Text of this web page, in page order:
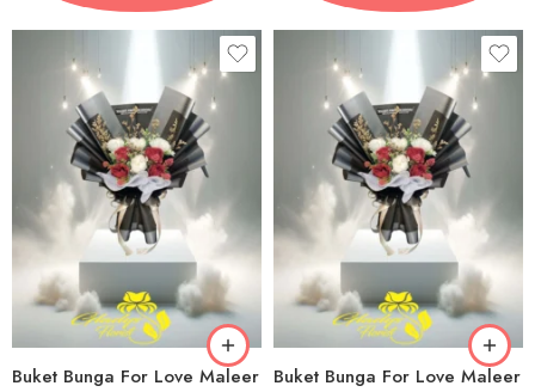
Buket Bunga For Love Maleer Buket Bunga For Love Maleer